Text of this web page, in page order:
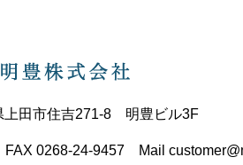
田市住吉271-8 明豊ビル3F
0268-24-9457 Mail